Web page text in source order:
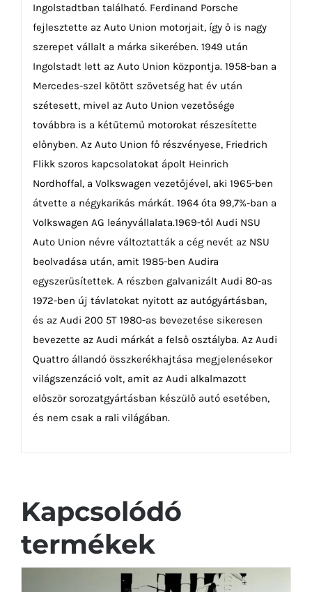
Ingolstadtban található. Ferdinand Porsche
fejlesztette az Auto Union motorjait, így ő is nagy
szerepet vállalt a márka sikerében. 1949 után
Ingolstadt lett az Auto Union központja. 1958-ban a
Mercedes-szel kötött szövetség hat év után
szétesett, mivel az Auto Union vezetősége
továbbra is a kétütemű motorokat részesítette
előnyben. Az Auto Union fő részvényese, Friedrich
Flikk szoros kapcsolatokat ápolt Heinrich
Nordhoffal, a Volkswagen vezetőjével, aki 1965-ben
átvette a négykarikás márkát. 1964 óta 99,7%-ban a
Volkswagen AG leányvállalata.1969-től Audi NSU
Auto Union névre változtatták a cég nevét az NSU
beolvadása után, amit 1985-ben Audira
egyszerűsítettek. A részben galvanizált Audi 80-as
1972-ben új távlatokat nyitott az autógyártásban,
és az Audi 200 5T 1980-as bevezetése sikeresen
bevezette az Audi márkát a felső osztályba. Az Audi
Quattro állandó összkerékhajtása megjelenésekor
világszenzáció volt, amit az Audi alkalmazott
először sorozatgyártásban készülő autó esetében,
és nem csak a rali világában.
Kapcsolódó
termékek